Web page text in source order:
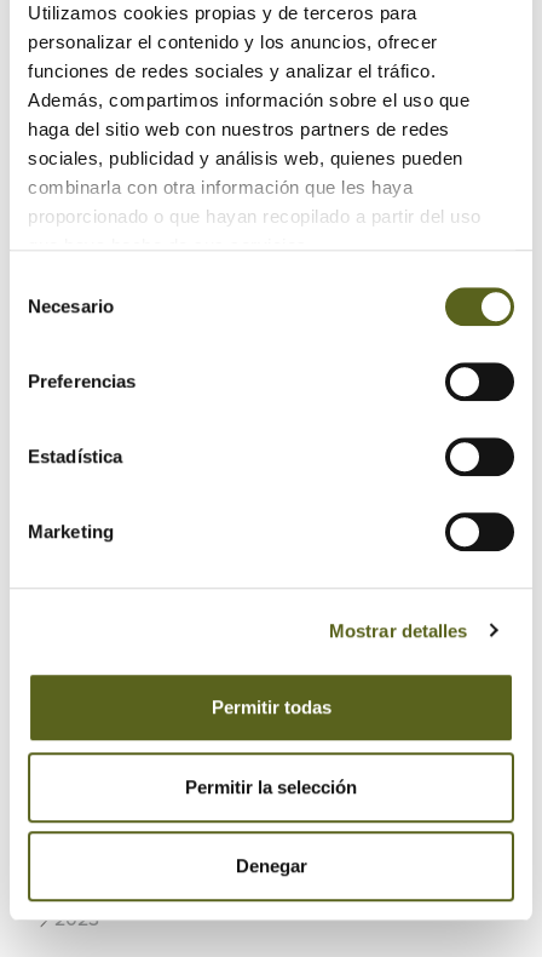
Utilizamos cookies propias y de terceros para
personalizar el contenido y los anuncios, ofrecer
funciones de redes sociales y analizar el tráfico.
Además, compartimos información sobre el uso que
haga del sitio web con nuestros partners de redes
sociales, publicidad y análisis web, quienes pueden
combinarla con otra información que les haya
proporcionado o que hayan recopilado a partir del uso
Necesario
Preferencias
Estadística
Marketing
Mostrar detalles
Permitir todas
Permitir la selección
Denegar
Categorías
¡Aquí hay madera!
Artículos
Uncategorized
Recientes
Maximizando el espacio: Armarios y cajones debajo de
2023